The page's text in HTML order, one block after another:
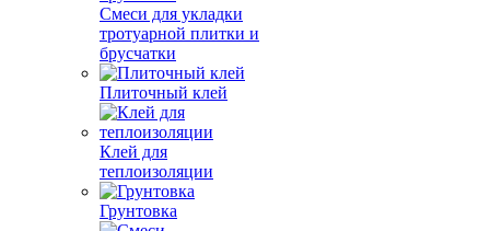
Смеси для укладки
тротуарной плитки и
брусчатки
Плиточный клей
Клей для
теплоизоляции
Грунтовка